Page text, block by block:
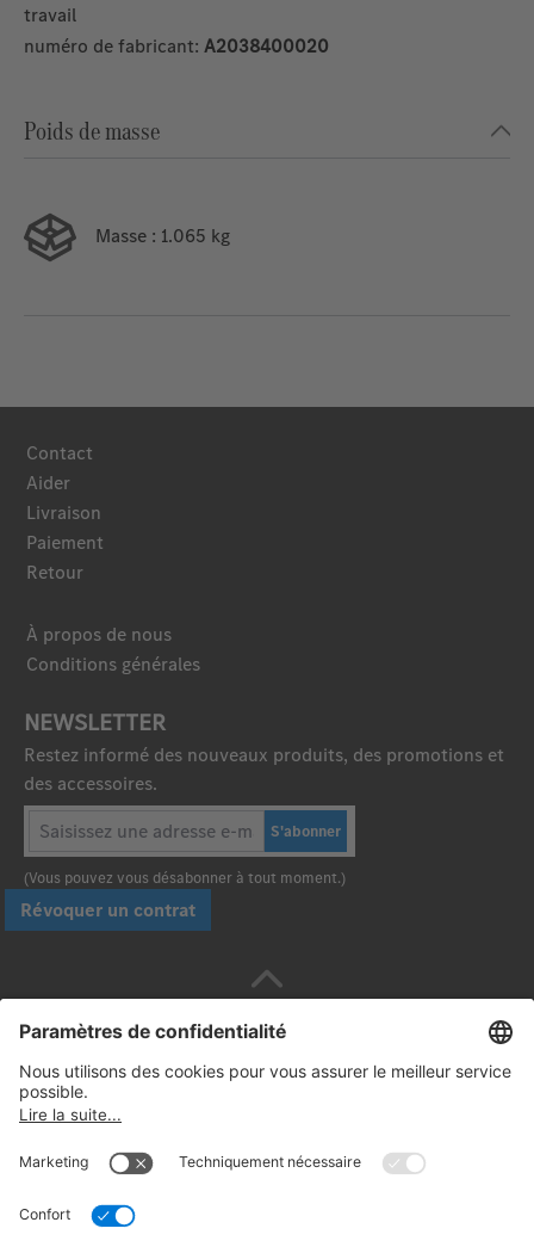
travail
numéro de fabricant: A2038400020
Poids de masse
Masse : 1.065 kg
Contact
Aider
Livraison
Paiement
Retour
À propos de nous
Conditions générales
NEWSLETTER
Restez informé des nouveaux produits, des promotions et
des accessoires.
S'abonner
(Vous pouvez vous désabonner à tout moment.)
Révoquer un contrat
Payez en toute sécurité avec :